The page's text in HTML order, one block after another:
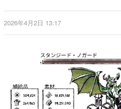
これからのデジタルゲー
の姿を追い、彼らのル
ゲームに多大な影響を
日本のコンテンツ産業や
画です。
日本モバイルゲー
日本のモバイルゲーム史
ルを網羅するほか、開
解説を掲載。約20年の
2026年4月2日 13:17